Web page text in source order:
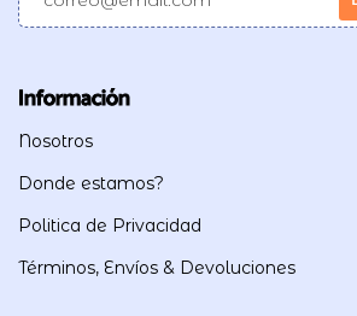
Información
Nosotros
Donde estamos?
Politica de Privacidad
Términos, Envíos & Devoluciones